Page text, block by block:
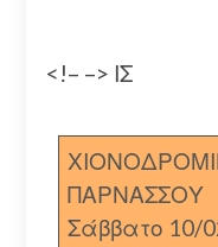
<!– –> ΙΣ
ΠΑΡΝΑΣΣΟΥ
Σάββατο 10/